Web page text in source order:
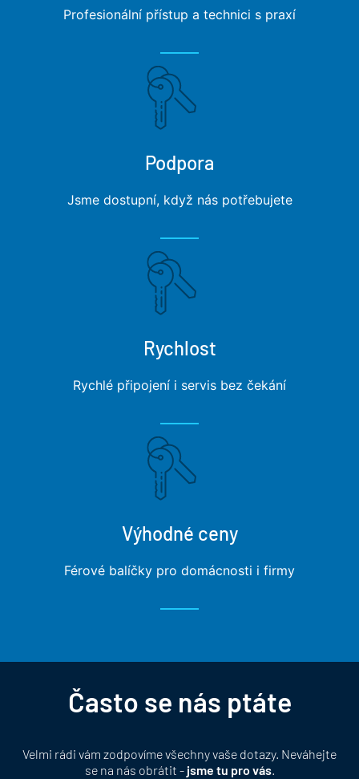
Profesionální přístup a technici s praxí
Podpora
Jsme dostupní, když nás potřebujete
Rychlost
Rychlé připojení i servis bez čekání
Výhodné ceny
Férové balíčky pro domácnosti i firmy
Často se nás ptáte
Velmi rádi vám zodpovíme všechny vaše dotazy. Neváhejte
se na nás obrátit - jsme tu pro vás.